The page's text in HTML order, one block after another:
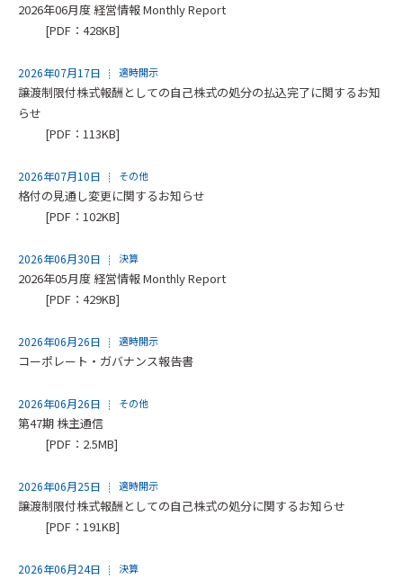
2026年06月度 経営情報 Monthly Report
[PDF：428KB]
2026年07月17日 適時開示
譲渡制限付株式報酬としての自己株式の処分の払込完了に関するお知
らせ
[PDF：113KB]
2026年07月10日 その他
格付の見通し変更に関するお知らせ
[PDF：102KB]
2026年06月30日 決算
2026年05月度 経営情報 Monthly Report
[PDF：429KB]
2026年06月26日 適時開示
コーポレート・ガバナンス報告書
2026年06月26日 その他
第47期 株主通信
[PDF：2.5MB]
2026年06月25日 適時開示
譲渡制限付株式報酬としての自己株式の処分に関するお知らせ
[PDF：191KB]
2026年06月24日 決算